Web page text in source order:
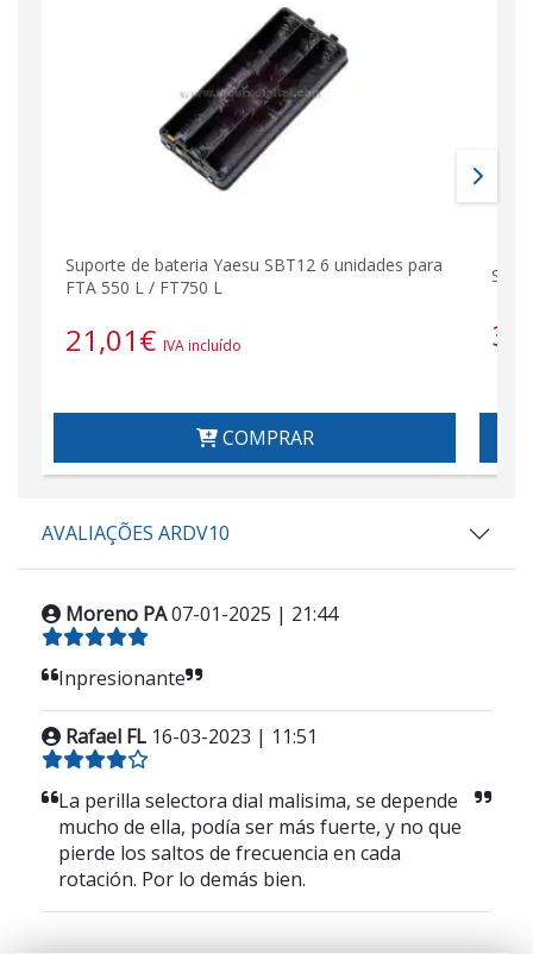
Suporte de bateria Yaesu SBT12 6 unidades para
FTA 550 L / FT750 L
21,01€ IVA incluído
COMPRAR
AVALIAÇÕES ARDV10
Moreno PA07-01-2025 | 21:44
Inpresionante
Rafael FL 16-03-2023 | 11:51
La perilla selectora dial malisima, se depende
mucho de ella, podía ser más fuerte, y no que
pierde los saltos de frecuencia en cada
rotación. Por lo demás bien.